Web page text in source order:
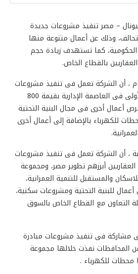
– مصر تنفيذ مشروعات جديدة
وذلك عن أعمال متنوعة منها
كما تستهدف زيادة حجم
بالقطاع الخاص.
، أن الشركة تعمل فى تنفيذ مشروعات
للبنية التحتية بالمرحلة الأولى فى العاصمة الإدارية بقيمة 800
أعمال أخرى فى مجال البنية التحتية
للكهرباء بالإضافة إلى أعمال أخرى
، أن الشركة تعمل فى تنفيذ مشروعات
أبرزهم تطوير مصر، ومجموعة
والمستقبل للتنمية العمرانية،
للبنية التحتية ومشروعات سكنية،
التعاون مع القطاع الخاص بالسوق
مشاركة فى تنفيذ مشروعات مبادرة
المحافظات نفذت خلالها مجموعة
محطات للكهرباء .